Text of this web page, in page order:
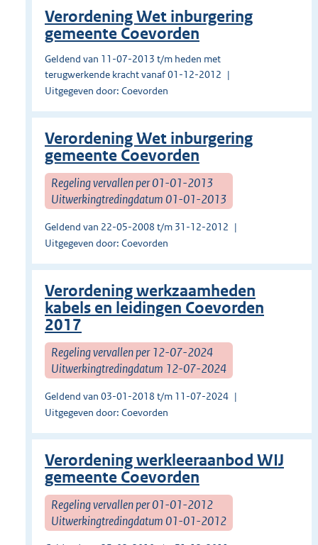
Verordening Wet inburgering
gemeente Coevorden
Geldend van 11-07-2013 t/m heden met
terugwerkende kracht vanaf 01-12-2012
Uitgegeven door: Coevorden
Verordening Wet inburgering
gemeente Coevorden
Regeling vervallen per 01-01-2013
Uitwerkingtredingdatum 01-01-2013
Geldend van 22-05-2008 t/m 31-12-2012
Uitgegeven door: Coevorden
Verordening werkzaamheden
kabels en leidingen Coevorden
2017
Regeling vervallen per 12-07-2024
Uitwerkingtredingdatum 12-07-2024
Geldend van 03-01-2018 t/m 11-07-2024
Uitgegeven door: Coevorden
Verordening werkleeraanbod WIJ
gemeente Coevorden
Regeling vervallen per 01-01-2012
Uitwerkingtredingdatum 01-01-2012